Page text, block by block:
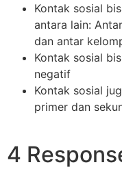
Kontak sosial
antara lain:
dan antar
Kontak sosial
negatif
Kontak sosial
primer dan
4